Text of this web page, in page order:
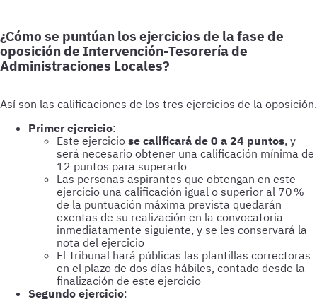
¿Cómo se puntúan los ejercicios de la fase de
oposición de Intervención-Tesorería de
Administraciones Locales?
Así son las calificaciones de los tres ejercicios de la oposición.
Primer ejercicio:
Este ejercicio se calificará de 0 a 24 puntos, y
será necesario obtener una calificación mínima de
12 puntos para superarlo
Las personas aspirantes que obtengan en este
ejercicio una calificación igual o superior al 70 %
de la puntuación máxima prevista quedarán
exentas de su realización en la convocatoria
inmediatamente siguiente, y se les conservará la
nota del ejercicio
El Tribunal hará públicas las plantillas correctoras
en el plazo de dos días hábiles, contado desde la
finalización de este ejercicio
Segundo ejercicio: